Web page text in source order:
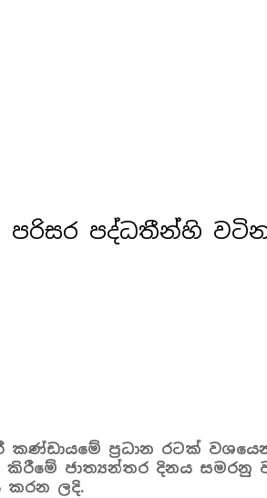
පද්ධතීන්හි
ප්‍රධාන රටක් වශයෙන්
ජාත්‍යන්තර දිනය සමරනු
කරන ලදි.